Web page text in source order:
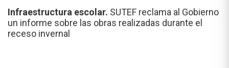
Infraestructura escolar. SUTEF reclama al Gobierno
un informe sobre las obras realizadas durante el
receso invernal